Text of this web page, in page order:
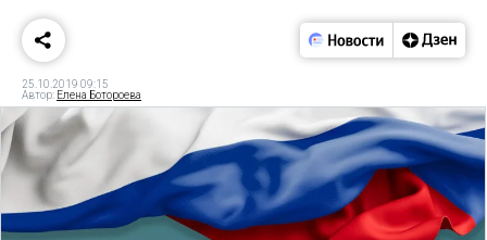
25.10.2019 09:15
Автор: Елена Ботороева